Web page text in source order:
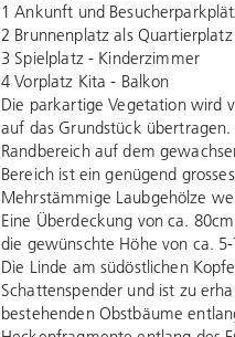
1 Ankunft und
2 Brunnenplatz als
3 Spielplatz - Kinderzimmer
4 Vorplatz Kita - Balkon
Die parkartige Vegetation wird
auf das Grundstück
Randbereich auf dem
Bereich ist ein genügend
Mehrstämmige Laubgehölze
Eine Überdeckung von ca.
die gewünschte Höhe von ca.
Die Linde am südöstlichen
Schattenspender und ist zu
bestehenden Obstbäume